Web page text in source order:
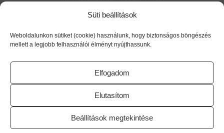
Süti beállítások
Weboldalunkon sütiket (cookie) használunk, hogy biztonságos böngészés
mellett a legjobb felhasználói élményt nyújthassunk.
Elfogadom
Elutasítom
Beállítások megtekintése
Colpofix|Maltofer
Fol
Micovag
Plus|Premens|Proxelan|Remifemin
Utolsó frissítés dátuma: 2025.09.25.